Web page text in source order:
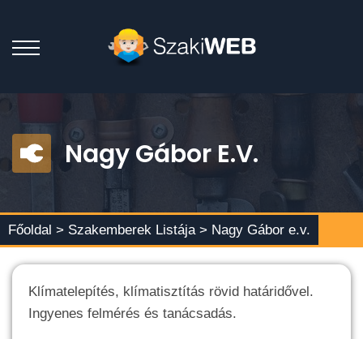
Nagy Gábor E.v.
Főoldal > Szakemberek Listája > Nagy Gábor e.v.
Klímatelepítés, klímatisztítás rövid határidővel.
Ingyenes felmérés és tanácsadás.